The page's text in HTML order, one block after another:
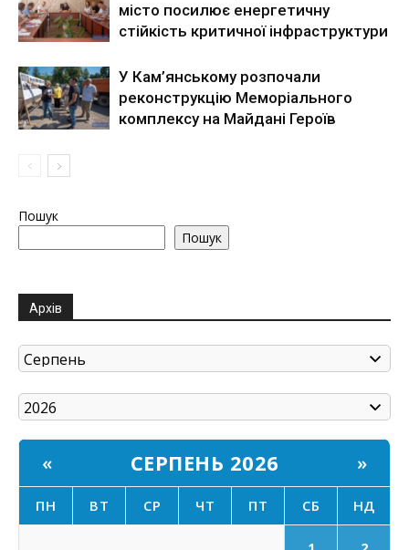
місто посилює енергетичну
стійкість критичної інфраструктури
У Кам’янському розпочали
реконструкцію Меморіального
комплексу на Майдані Героїв
Пошук
Пошук
Архів
« СЕРПЕНЬ 2026 »
ПН ВТ СР ЧТ ПТ СБ НД